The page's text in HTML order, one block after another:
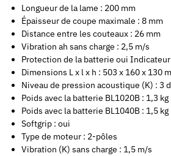
Longueur de la lame : 200 mm
Épaisseur de coupe maximale : 8 mm
Distance entre les couteaux : 26 mm
Vibration ah sans charge : 2,5 m/s
Protection de la batterie oui
Dimensions L x l x h : 503 x 160 x 130
Niveau de pression acoustique (K) : 3
Poids avec la batterie BL1020B : 1,3 kg
Poids avec la batterie BL1040B : 1,5 kg
Softgrip : oui
Type de moteur : 2-pôles
Vibration (K) sans charge : 1,5 m/s